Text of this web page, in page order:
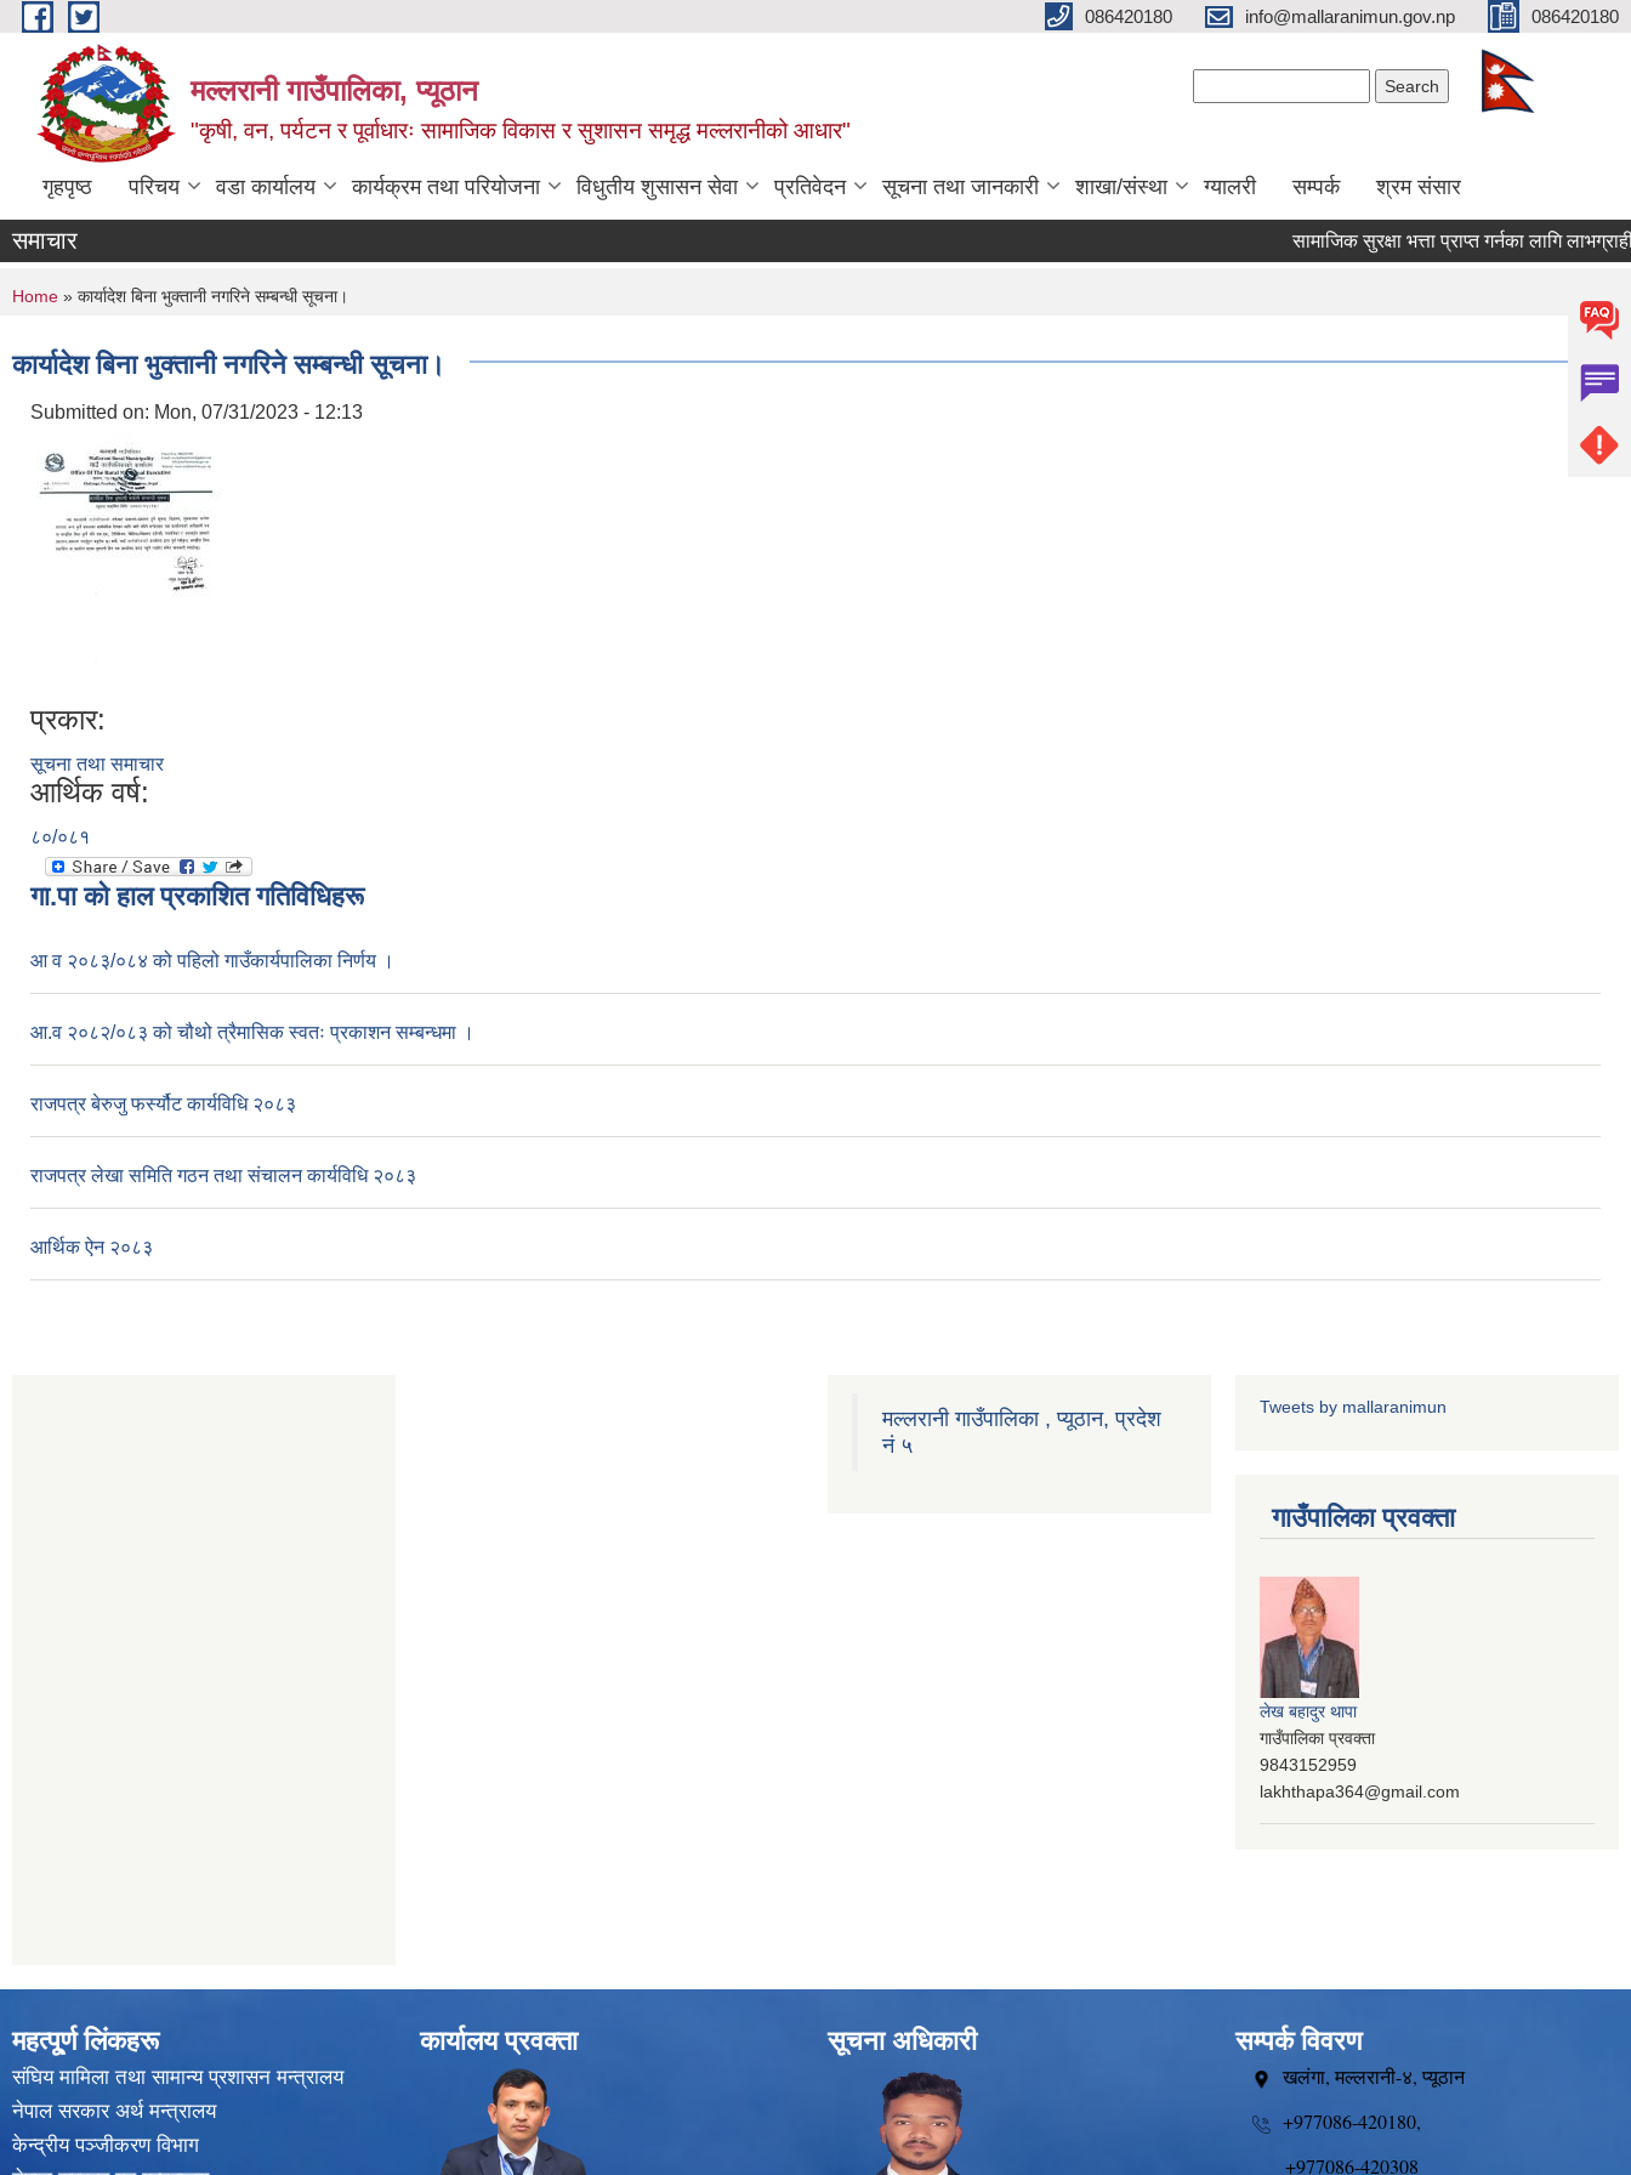
Skip to main content 086420180 info@mallaranimun.gov.np 086420180
मल्लरानी गाउँपालिका, प्यूठान
"कृषी, वन, पर्यटन र पूर्वाधारः सामाजिक विकास र सुशासन समृद्ध मल्लरानीको आधार"
गृहपृष्ठ परिचय वडा कार्यालय कार्यक्रम तथा परियोजना विधुतीय शुसासन सेवा प्रतिवेदन सूचना तथा जानकारी शाखा/संस्था ग्यालरी सम्पर्क श्रम संसार
समाचार सामाजिक सुरक्षा भत्ता प्राप्त गर्नका लागि
You are here
Home » कार्यादेश बिना भुक्तानी नगरिने सम्बन्धी सूचना।
कार्यादेश बिना भुक्तानी नगरिने सम्बन्धी सूचना।
Submitted on: Mon, 07/31/2023 - 12:13
प्रकार:
सूचना तथा समाचार
आर्थिक वर्ष:
८०/०८१
गा.पा काे हाल प्रकाशित गतिविधिहरू
आ व २०८३/०८४ को पहिलो गाउँकार्यपालिका निर्णय ।
आ.व २०८२/०८३ को चौथो त्रैमासिक स्वतः प्रकाशन सम्बन्धमा ।
राजपत्र बेरुजु फर्स्यौट कार्यविधि २०८३
राजपत्र लेखा समिति गठन तथा संचालन कार्यविधि २०८३
आर्थिक ऐन २०८३
मल्लरानी गाउँपालिका , प्यूठान, प्रदेश
नं ५
Tweets by mallaranimun
गाउँपालिका प्रवक्ता
लेख बहादुर थापा
गाउँपालिका प्रवक्ता
9843152959
lakhthapa364@gmail.com
महत्पू्र्ण लिंकहरू
संघिय मामिला तथा सामान्य प्रशासन मन्त्रालय
नेपाल सरकार अर्थ मन्त्रालय
केन्द्रीय पञ्जीकरण विभाग
कार्यालय प्रवक्ता सूचना अधिकारी सम्पर्क विवरण
खलंगा, मल्लरानी-४, प्यूठान
+977086-420180,
+977086-420308